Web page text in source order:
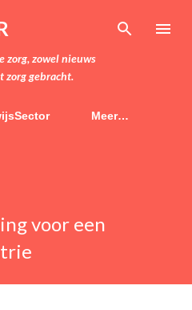
hoofdcontent
zorg, zowel nieuws
zorg gebracht.
Meer…
voor een